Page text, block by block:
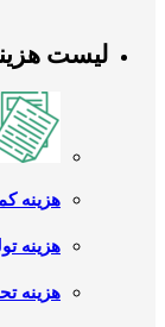
لیست
هزینه
هزینه
هزینه